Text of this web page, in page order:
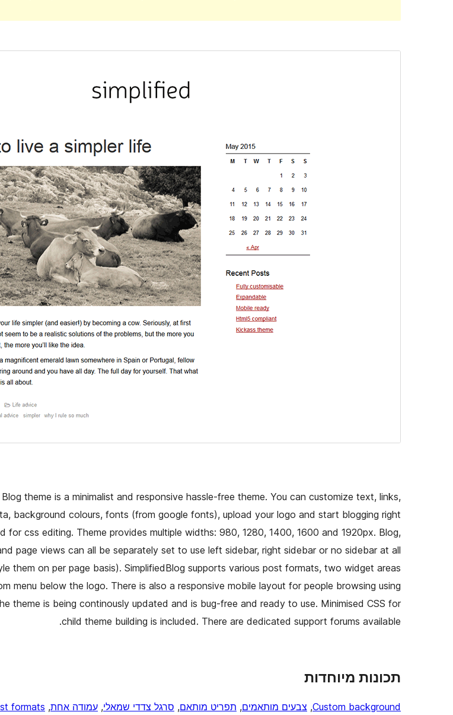
Blog theme is a minimalist and responsive hassle-free theme. You can customize text, links,
background colours, fonts (from google fonts), upload your logo and start blogging right
for css editing. Theme provides multiple widths: 980, 1280, 1400, 1600 and 1920px. Blog,
page views can all be separately set to use left sidebar, right sidebar or no sidebar at all
them on per page basis). SimplifiedBlog supports various post formats, two widget areas
menu below the logo. There is also a responsive mobile layout for people browsing using
theme is being continously updated and is bug-free and ready to use. Minimised CSS for
child theme building is included. There are dedicated support forums available.
תכונות מיוחדות
Custom background
, צבעים מותאמים, תפריט מותאם, סרגל צדדי שמאלי, עמודה אחת,
formats